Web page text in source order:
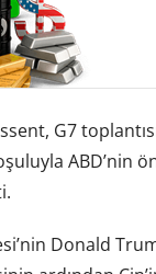
G7
ABD’nin
Donald